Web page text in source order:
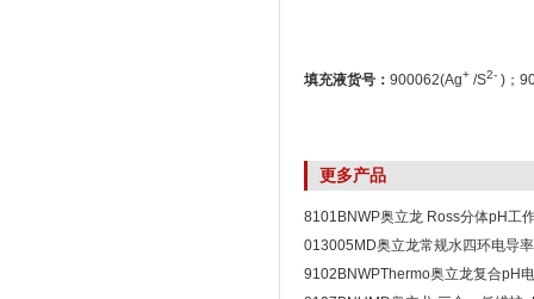
填充液货号： 900062(Ag+ /S2- )；
更多产品
8101BNWP奥立龙 Ross分体pH工
013005MD奥立龙常规水四环电导
9102BNWPThermo奥立龙复合pH